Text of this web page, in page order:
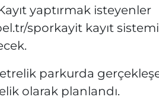
yaptırmak isteyenler
sporkayit kayıt
parkurda
olarak planlandı.